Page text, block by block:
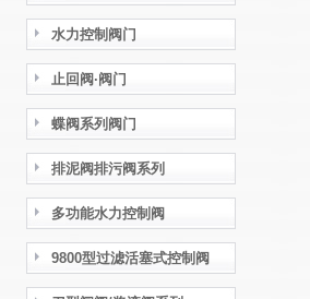
水力控制阀门
止回阀·阀门
蝶阀系列阀门
排泥阀排污阀系列
多功能水力控制阀
9800型过滤活塞式控制阀